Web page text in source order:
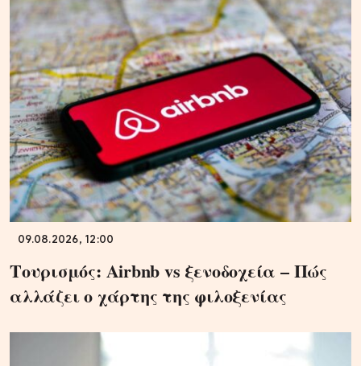
09.08.2026, 12:00
Τουρισμός: Airbnb vs ξενοδοχεία – Πώς
αλλάζει ο χάρτης της φιλοξενίας